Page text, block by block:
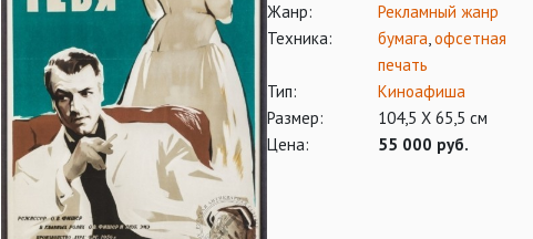
Жанр:
Рекламный жанр
Техника:
бумага,офсетная
печать
Тип:
Киноафиша
Размер:
104,5 Х 65,5 см
Цена:
55 000 руб.